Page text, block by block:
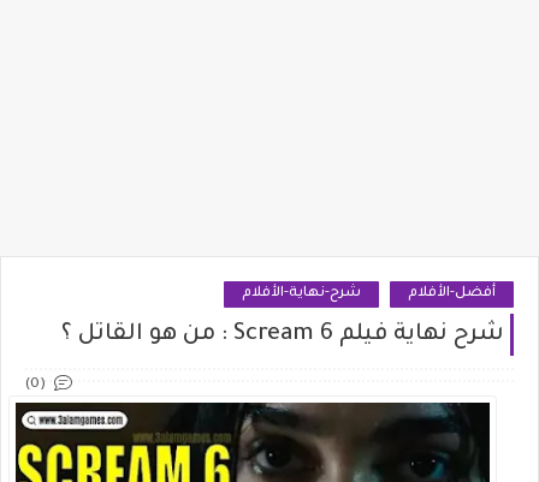
أفضل-الأفلام شرح-نهاية-الأفلام
شرح نهاية فيلم Scream 6 : من هو القاتل ؟
(0)